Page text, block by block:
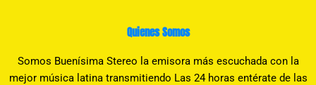
Quienes Somos
Somos Buenísima Stereo la emisora más escuchada con la
mejor música latina transmitiendo Las 24 horas entérate de las